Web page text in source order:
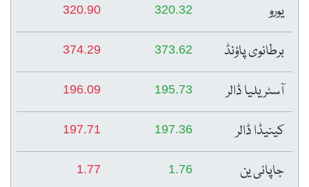
یورو 320.32
320.90
برطانوی پاؤنڈ 373.62
374.29
آسٹریلیا ڈالر 195.73
196.09
کینیڈا ڈالر 197.36
197.71
جاپانی ین 1.76
1.77